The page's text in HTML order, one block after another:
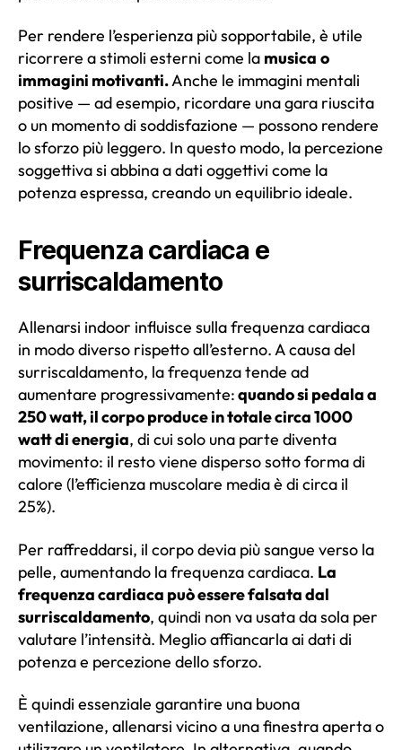
Per rendere l’esperienza più sopportabile, è utile
ricorrere a stimoli esterni come la musica o
immagini motivanti.Anche le immagini mentali
positive — ad esempio, ricordare una gara riuscita
o un momento di soddisfazione — possono rendere
lo sforzo più leggero. In questo modo, la percezione
soggettiva si abbina a dati oggettivi come la
potenza espressa, creando un equilibrio ideale.
Frequenza cardiaca e
surriscaldamento
Allenarsi indoor influisce sulla frequenza cardiaca
in modo diverso rispetto all’esterno. A causa del
surriscaldamento, la frequenza tende ad
aumentare progressivamente:quando si pedala a
250 watt, il corpo produce in totale circa 1000
watt di energia, di cui solo una parte diventa
movimento: il resto viene disperso sotto forma di
calore (l’efficienza muscolare media è di circa il
25%).
Per raffreddarsi, il corpo devia più sangue verso la
pelle, aumentando la frequenza cardiaca. La
frequenza cardiaca può essere falsata dal
surriscaldamento, quindi non va usata da sola per
valutare l’intensità. Meglio affiancarla ai dati di
potenza e percezione dello sforzo.
È quindi essenziale garantire una buona
ventilazione, allenarsi vicino a una finestra aperta o